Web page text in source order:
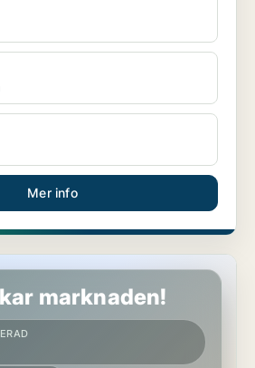
Mer info
marknaden!